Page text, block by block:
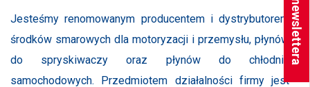
Jesteśmy renomowanym producentem i dystrybutorem
środków smarowych dla motoryzacji i przemysłu, płynów
do spryskiwaczy oraz płynów do chłodnic
samochodowych. Przedmiotem działalności firmy jest